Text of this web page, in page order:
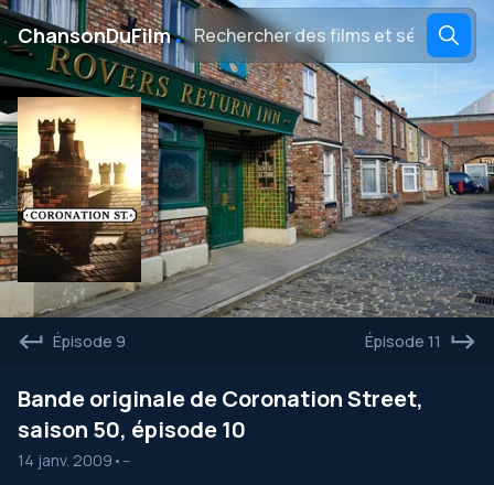
ChansonDuFilm․
Épisode 9 Épisode 11
Bande originale de Coronation Street,
saison 50, épisode 10
14 janv. 2009 • --